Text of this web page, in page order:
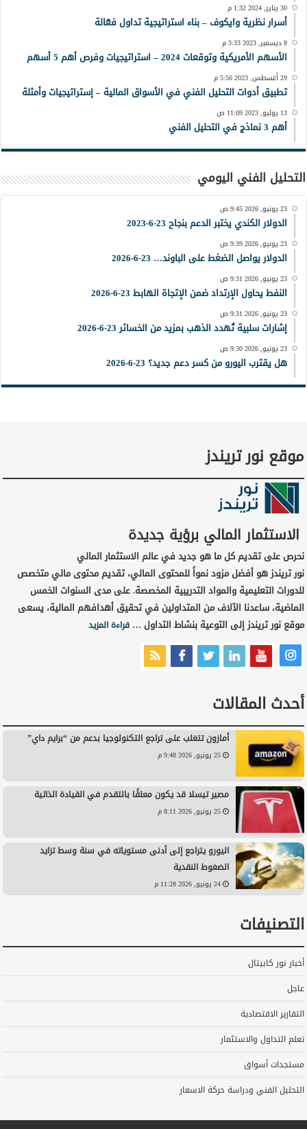
30 يناير, 2024 1:32 م
أسرار نظرية وايكوف – بناء استراتيجية تداول فعّالة
8 ديسمبر, 2023 3:33 م
الأسهم الأمريكية وتوقعات 2024 – استراتيجيات وفرص أهم 5 أسهم
29 أغسطس, 2023 5:56 م
تطبيق أدوات التحليل الفني في الأسواق المالية – إستراتيجيات وأمثلة
13 يوليو, 2023 11:09 ص
أهم 3 نماذج في التحليل الفني
التحليل الفني اليومي
23 يونيو, 2026 9:45 ص
الدولار الكندي يختبر الدعم بنجاح 23-6-2023
23 يونيو, 2026 9:39 ص
الدولار يواصل الضغط على الباوند… 23-6-2026
23 يونيو, 2026 9:31 ص
النفط يحاول الإرتداد ضمن الإتجاة الهابط 23-6-2026
23 يونيو, 2026 9:31 ص
إشارات سلبية تُهدد الذهب بمزيد من الخسائر 23-6-2026
23 يونيو, 2026 9:30 ص
هل يقترب اليورو من كسر دعم جديد؟ 23-6-2026
موقع نور تريندز
الاستثمار المالي برؤية جديدة
نحرص على تقديم كل ما هو جديد في عالم الاستثمار المالي
نور تريندز هو أفضل مزود نمواً للمحتوى المالي، تقديم محتوى مالي متخصص
للدورات التعليمية والمواد التدريبية المخصصة. على مدى السنوات الخمس
الماضية، ساعدنا الآلاف من المتداولين في تحقيق أهدافهم المالية، يسعى
موقع نور تريندز إلى التوعية بنشاط التداول …قراءة المزيد
أحدث المقالات
أمازون تتغلب على تراجع التكنولوجيا بدعم من “برايم داي”
25 يونيو, 2026 9:48 م
مصير تيسلا قد يكون معلقًا بالتقدم في القيادة الذاتية
25 يونيو, 2026 8:11 م
اليورو يتراجع إلى أدنى مستوياته في سنة وسط تزايد
الضغوط النقدية
24 يونيو, 2026 11:28 م
التصنيفات
أخبار نور كابيتال
عاجل
التقارير الاقتصادية
تعلم التداول والاستثمار
مستجدات أسواق
التحليل الفني ودراسة حركة الاسعار